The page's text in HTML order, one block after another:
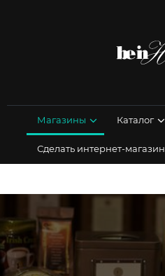
Магазины Каталог
Сделать интернет-магазин